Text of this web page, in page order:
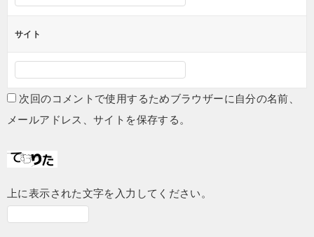
サイト
次回のコメントで使用するためブラウザーに自分の名前、
メールアドレス、サイトを保存する。
上に表示された文字を入力してください。